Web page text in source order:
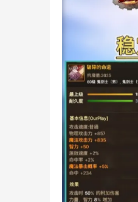
遵守游戏规则
另一个重
发现，不仅会被
行。